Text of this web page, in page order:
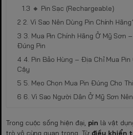
🔸 Pin Sạc (Rechargeable)
2. Vì Sao Nên Dùng Pin Chính
3. Mua Pin Chính Hãng Ở Mỹ Sơn
Đúng Pin
4. Pin Bảo Hùng – Địa Chỉ Mua
Cậy
5. Mẹo Chọn Mua Pin Đúng Cho
6. Vì Sao Người Dân Ở Mỹ Sơn
Trong cuộc sống hiện đại, pin là vật
trò vô cùng quan trọng. Từ điều khiển